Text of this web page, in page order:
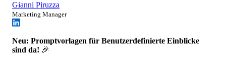
Gianni Piruzza
Marketing Manager
Neu: Promptvorlagen für Benutzerdefinierte Einblicke
sind da! 🎉